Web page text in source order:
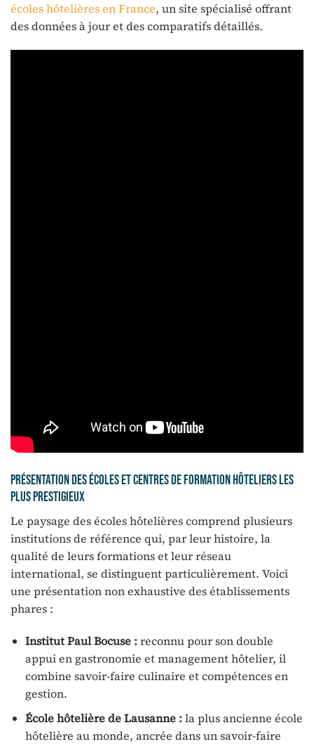
écoles hôtelières en France, un site spécialisé offrant
des données à jour et des comparatifs détaillés.
Présentation des écoles et centres de formation hôteliers les
plus prestigieux
Le paysage des écoles hôtelières comprend plusieurs
institutions de référence qui, par leur histoire, la
qualité de leurs formations et leur réseau
international, se distinguent particulièrement. Voici
une présentation non exhaustive des établissements
phares :
Institut Paul Bocuse :reconnu pour son double
appui en gastronomie et management hôtelier, il
combine savoir-faire culinaire et compétences en
gestion.
École hôtelière de Lausanne :la plus ancienne école
hôtelière au monde, ancrée dans un savoir-faire